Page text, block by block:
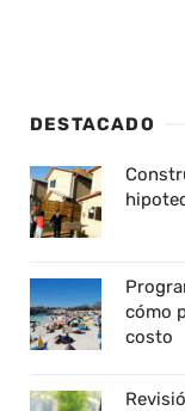
DESTACADO
cómo
costo